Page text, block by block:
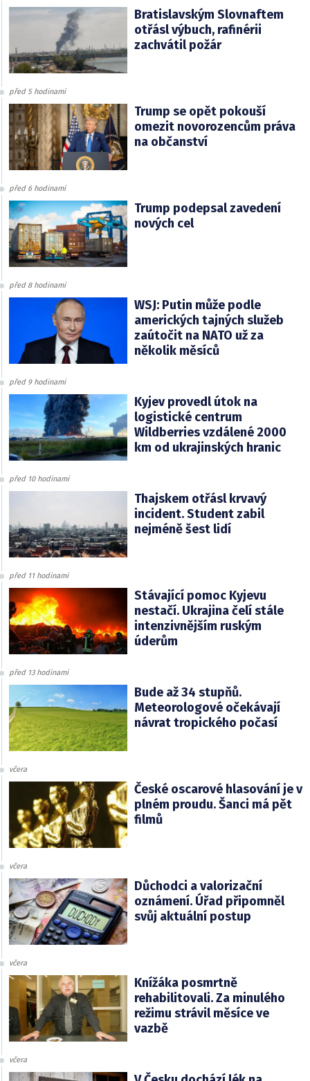
Bratislavským Slovnaftem
otřásl výbuch, rafinérii
zachvátil požár
před 5 hodinami
Trump se opět pokouší
omezit novorozencům práva
na občanství
před 6 hodinami
Trump podepsal zavedení
nových cel
před 8 hodinami
WSJ: Putin může podle
amerických tajných služeb
zaútočit na NATO už za
několik měsíců
před 9 hodinami
Kyjev provedl útok na
logistické centrum
Wildberries vzdálené 2000
km od ukrajinských hranic
před 10 hodinami
Thajskem otřásl krvavý
incident. Student zabil
nejméně šest lidí
před 11 hodinami
Stávající pomoc Kyjevu
nestačí. Ukrajina čelí stále
intenzivnějším ruským
úderům
před 13 hodinami
Bude až 34 stupňů.
Meteorologové očekávají
návrat tropického počasí
včera
České oscarové hlasování je v
plném proudu. Šanci má pět
filmů
včera
Důchodci a valorizační
oznámení. Úřad připomněl
svůj aktuální postup
včera
Knížáka posmrtně
rehabilitovali. Za minulého
režimu strávil měsíce ve
vazbě
včera